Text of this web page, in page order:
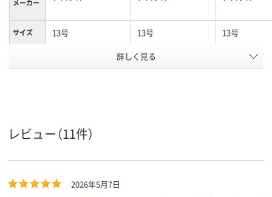
メーカー
サイズ 13号 13号 13号
0.03mm 0.02mm
ループ
系
パッケー
袋入り（吊しひも付
詳しく見る
レビュー（11件）
2026年5月7日